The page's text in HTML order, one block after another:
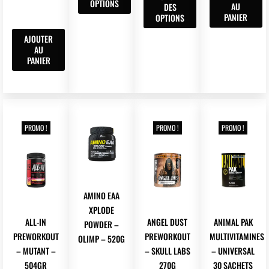
54,90 €.
49,90 €.
AJOUTER
AU
PANIER
OPTIONS
plusieurs
variations.
la
page
du
DES
OPTIONS
a
plusieurs
sur
page
du
produit
AU
PANIER
PROMO !
ALL-IN
PREWORKOUT
– MUTANT –
504GR
AMINO EAA
XPLODE
POWDER –
OLIMP – 520G
PROMO !
ANGEL DUST
PREWORKOUT
– SKULL LABS
270G
PROMO !
ANIMAL PAK
MULTIVITAMINES
– UNIVERSAL
30 SACHETS